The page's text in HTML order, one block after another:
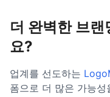
더 완벽한 브
요?
업계를 선도하는
폼으로 더 많은 가능